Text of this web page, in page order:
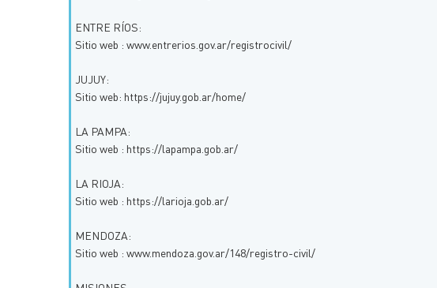
ENTRE RÍOS:
Sitio web : www.entrerios.gov.ar/registrocivil/
JUJUY:
Sitio web: https://jujuy.gob.ar/home/
LA PAMPA:
Sitio web : https://lapampa.gob.ar/
LA RIOJA:
Sitio web : https://larioja.gob.ar/
MENDOZA:
Sitio web : www.mendoza.gov.ar/148/registro-civil/